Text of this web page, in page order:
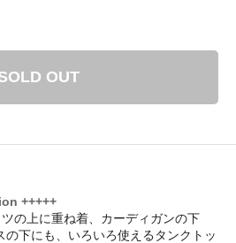
OUT
+++++
の上に重ね着、カーディガンの下
の下にも、いろいろ使えるタンクトッ